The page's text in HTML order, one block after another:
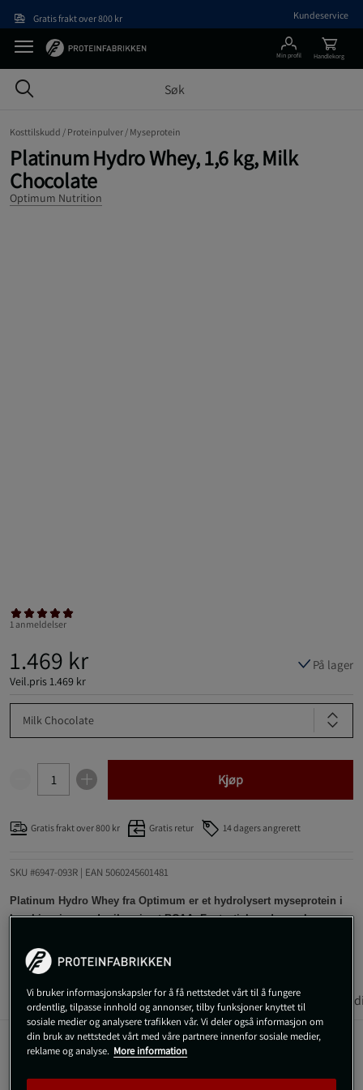
Gratis frakt over 800 kr Kundeservice
Min profil Handlekorg
Kosttilskudd / Proteinpulver / Myseprotein
Platinum Hydro Whey, 1,6 kg, Milk
Chocolate
Optimum Nutrition
1 anmeldelser
1.469 kr
Veil.pris 1.469 kr
På lager
Milk Chocolate
Kjøp
Gratis frakt over 800 kr Gratis retur 14 dagers angrerett
SKU #6947-093R | EAN 5060245601481
Platinum Hydro Whey fra Optimum er et hydrolysert myseprotein i
kombinasjon med mikronisert BCAA. Fantastisk gode smaker.
Informasjon Anmeldelser(1) Næringsinformasjon &
Platinum Hydro Whey fra Optimum er et hydrolysert
myseprotein i kombinasjon med mikronisert BCAA. Myse
Vi bruker informasjonskapsler for å få nettstedet vårt til å fungere
ordentlig, tilpasse innhold og annonser, tilby funksjoner knyttet til
sosiale medier og analysere trafikken vår. Vi deler også informasjon om
din bruk av nettstedet vårt med våre partnere innenfor sosiale medier,
reklame og analyse. More information